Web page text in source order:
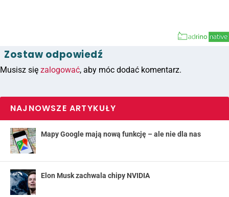
Zostaw odpowiedź
Musisz się zalogować, aby móc dodać komentarz.
NAJNOWSZE ARTYKUŁY
Mapy Google mają nową funkcję – ale nie dla nas
Elon Musk zachwala chipy NVIDIA